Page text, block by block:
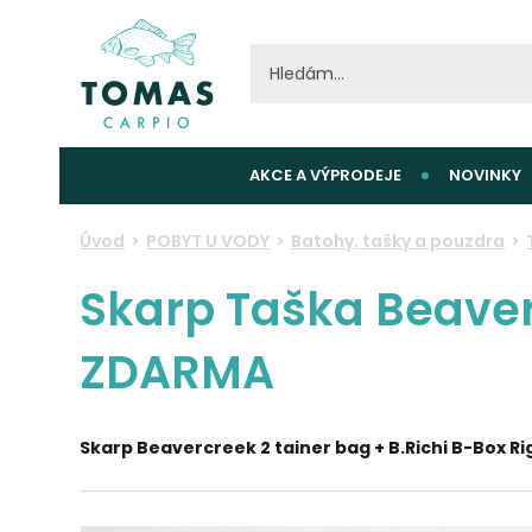
AKCE A VÝPRODEJE NOVINKY
Úvod POBYT U VODY Batohy, tašky a pouzdra
Skarp Taška
ZDARMA
Skarp Beavercreek 2 tainer bag + B.Richi B-Box